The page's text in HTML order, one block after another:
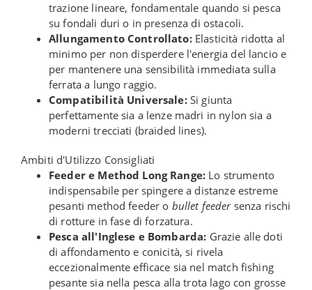
trazione lineare, fondamentale quando si pesca
su fondali duri o in presenza di ostacoli.
Allungamento Controllato:Elasticità ridotta al
minimo per non disperdere l'energia del lancio e
per mantenere una sensibilità immediata sulla
ferrata a lungo raggio.
Compatibilità Universale:Si giunta
perfettamente sia a lenze madri in nylon sia a
moderni trecciati (braided lines).
Ambiti d'Utilizzo Consigliati
Feeder e Method Long Range: Lo strumento
indispensabile per spingere a distanze estreme
pesanti method feeder o bullet feedersenza rischi
di rotture in fase di forzatura.
Pesca all'Inglese e Bombarda: Grazie alle doti
di affondamento e conicità, si rivela
eccezionalmente efficace sia nel match fishing
pesante sia nella pesca alla trota lago con grosse